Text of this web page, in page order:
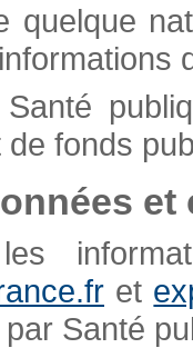
quelque
fonds
et
et
Santé